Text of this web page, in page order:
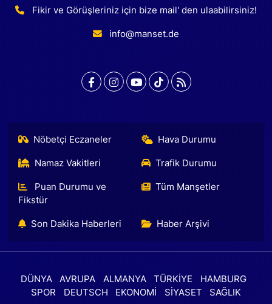
Fikir ve Görüşleriniz için bize mail' den ulaabilirsiniz!
info@manset.de
Nöbetçi Eczaneler Hava Durumu
Namaz Vakitleri Trafik Durumu
Puan Durumu ve
Fikstür
Tüm Manşetler
Son Dakika Haberleri Haber Arşivi
DÜNYA AVRUPA ALMANYA TÜRKİYE
HAMBURG
SPOR
DEUTSCH EKONOMİ SİYASET SAĞLIK